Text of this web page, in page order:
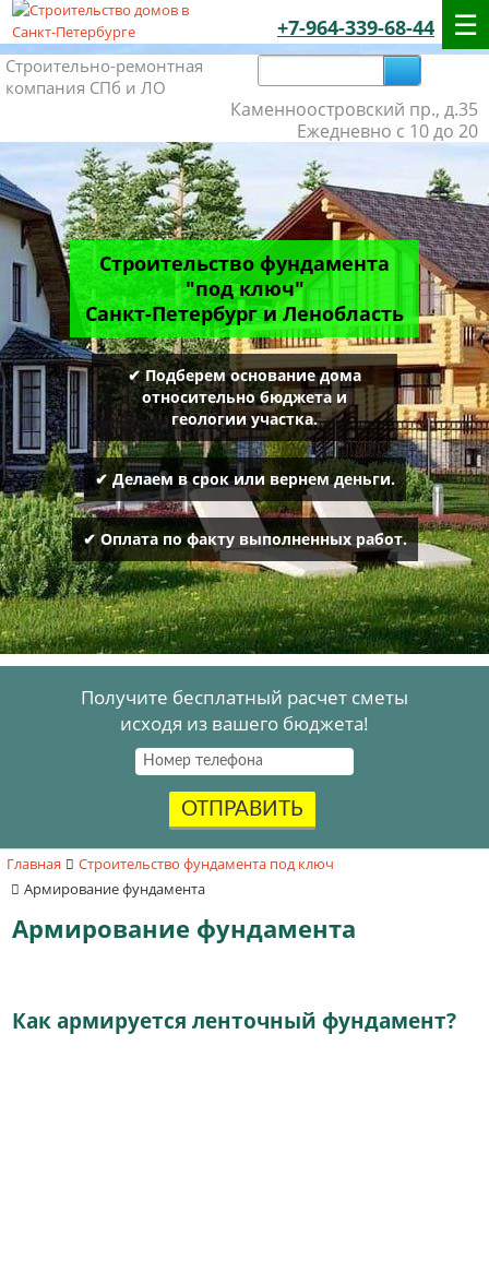
+7-964-339-68-44
Строительно-ремонтная
компания СПб и ЛО
Каменноостровский пр., д.35
Ежедневно с 10 до 20
Строительство фундамента
"под ключ"
Санкт-Петербург и Ленобласть
✔ Подберем основание дома
относительно бюджета и
геологии участка.
✔ Делаем в срок или вернем деньги.
✔ Оплата по факту выполненных работ.
Получите бесплатный расчет сметы
исходя из вашего бюджета!
ОТПРАВИТЬ
Главная
Строительство фундамента под ключ
Армирование фундамента
Армирование фундамента
Как армируется ленточный фундамент?